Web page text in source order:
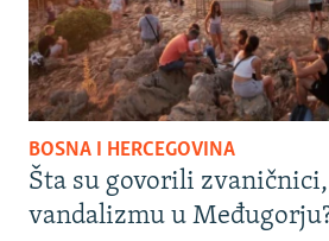
BOSNA I HERCEGOVINA
Šta su govorili zvaničnici,
vandalizmu u